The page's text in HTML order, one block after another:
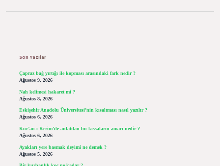
Son Yazılar
Çapraz bağ yırtığı ile kopması arasındaki fark nedir ?
Ağustos 9, 2026
Nah kelimesi hakaret mi ?
Ağustos 8, 2026
Eskişehir Anadolu Üniversitesi’nin kısaltması nasıl yazılır ?
Ağustos 6, 2026
Kur’an-ı Kerim’de anlatılan bu kıssaların amacı nedir ?
Ağustos 6, 2026
Ayakları yere basmak deyimi ne demek ?
Ağustos 5, 2026